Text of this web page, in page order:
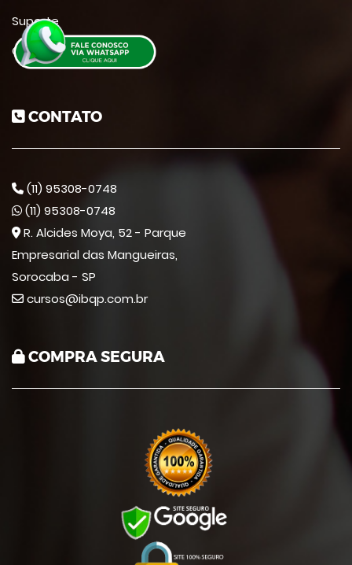
Suporte
Contato
CONTATO
(11) 95308-0748
(11) 95308-0748
R. Alcides Moya, 52 - Parque
Empresarial das Mangueiras,
Sorocaba - SP
cursos@ibqp.com.br
COMPRA SEGURA